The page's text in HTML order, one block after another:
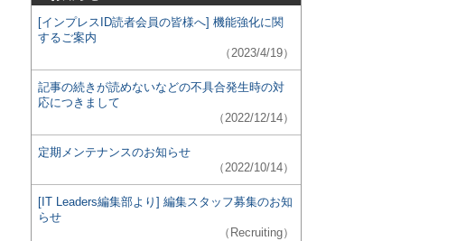
[インプレスID読者会員の皆様へ] 機能強化に関
するご案内
（2023/4/19）
記事の続きが読めないなどの不具合発生時の対
応につきまして
（2022/12/14）
定期メンテナンスのお知らせ
（2022/10/14）
[IT Leaders編集部より] 編集スタッフ募集のお知
らせ
（Recruiting）